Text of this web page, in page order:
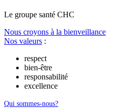
Le groupe santé CHC
Nous croyons à la bienveillance
Nos valeurs :
respect
bien-être
responsabilité
excellence
Qui sommes-nous?